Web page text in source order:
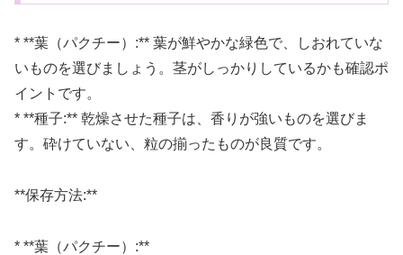
* **葉（パクチー）:** 葉が鮮やかな緑色で、しおれていな
いものを選びましょう。茎がしっかりしているかも確認ポ
イントです。
* **種子:** 乾燥させた種子は、香りが強いものを選びま
す。砕けていない、粒の揃ったものが良質です。
**保存方法:**
* **葉（パクチー）:**